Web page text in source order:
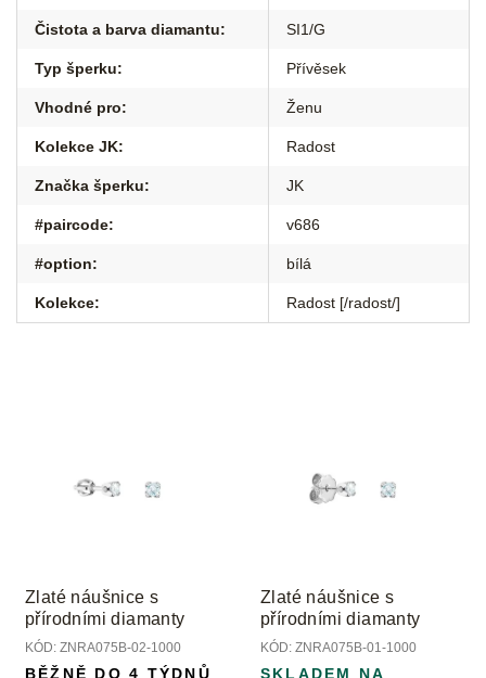
Čistota a barva diamantu: SI1/G
Typ šperku: Přívěsek
Vhodné pro: Ženu
Kolekce JK: Radost
Značka šperku: JK
#paircode: v686
#option: bílá
Kolekce: Radost [/radost/]
Zlaté náušnice s
přírodními diamanty
KÓD: ZNRA075B-02-1000
BĚŽNĚ DO 4 TÝDNŮ
Zlaté náušnice s
přírodními diamanty
KÓD: ZNRA075B-01-1000
SKLADEM NA